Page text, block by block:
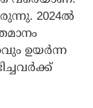
2024ൽ
ഉയർന്ന